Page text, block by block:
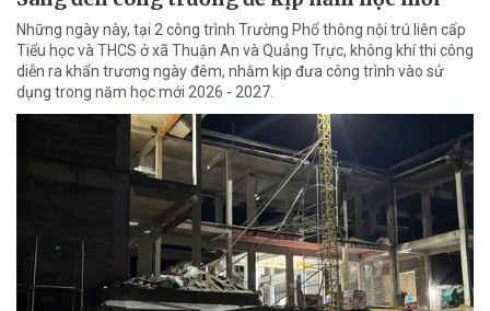
Những ngày này, tại 2 công trình Trường Phổ thông nội trú liên cấp
Tiểu học và THCS ở xã Thuận An và Quảng Trực, không khí thi công
diễn ra khẩn trương ngày đêm, nhằm kịp đưa công trình vào sử
dụng trong năm học mới 2026 - 2027.